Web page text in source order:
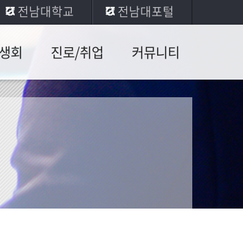
전남대학교 전남대포털
회
게시
진로/취업
임용수기
커뮤니티